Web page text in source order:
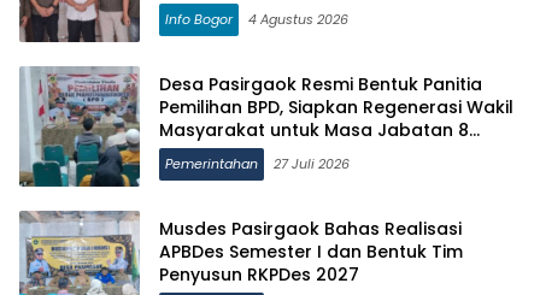
Pengelolaan Anggaran
Info Bogor 4 Agustus 2026
Desa Pasirgaok Resmi Bentuk Panitia
Pemilihan BPD, Siapkan Regenerasi Wakil
Masyarakat untuk Masa Jabatan 8
Tahun
Pemerintahan 27 Juli 2026
Musdes Pasirgaok Bahas Realisasi
APBDes Semester I dan Bentuk Tim
Penyusun RKPDes 2027